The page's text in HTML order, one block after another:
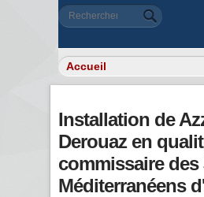
Formulaire de
Rechercher
Installation de
Derouaz en
commissaire des
Méditerranéens